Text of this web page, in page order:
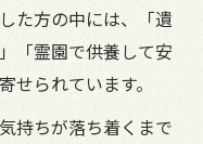
た方の中には、「遺
「霊園で供養して安
せられています。
持ちが落ち着くまで